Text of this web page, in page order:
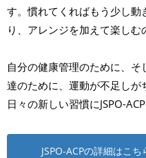
す。慣れてくればもう少し
り、アレンジを加えて楽しむ
自分の健康管理のために、
達のために、運動が不足しが
日々の新しい習慣にJSPO-
JSPO-ACPの詳細はこち